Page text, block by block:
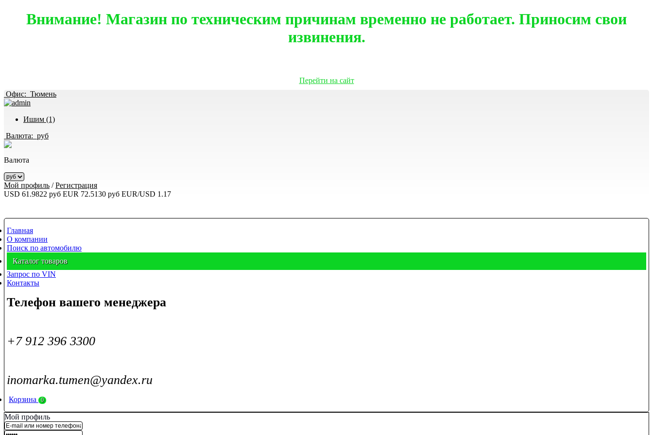
Внимание! Магазин по техническим причинам временно не работает. Приносим свои
извинения.
Перейти на сайт
Офис: Тюмень
Ишим (1)
Валюта: руб
Валюта
Мой профиль /Регистрация
USD 61.9822 руб EUR 72.5130 руб EUR/USD 1.17
Главная
О компании
Поиск по автомобилю
Каталог товаров
Запрос по VIN
Контакты
Телефон вашего менеджера
+7 912 396 3300
inomarka.tumen@yandex.ru
Корзина 0
Мой профиль